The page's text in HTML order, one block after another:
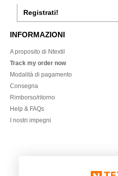
Registrati!
INFORMAZIONI
A proposito di Ntextil
Track my order now
Modalità di pagamento
Consegna
Rimborso/ritorno
Help & FAQs
I nostri impegni